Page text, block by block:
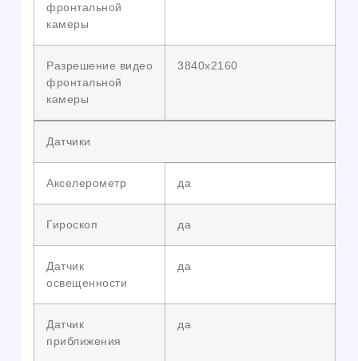
фронтальной
камеры
Разрешение видео
фронтальной
камеры
3840х2160
Датчики
Акселерометр да
Гироскоп да
Датчик
освещенности
да
Датчик
приближения
да